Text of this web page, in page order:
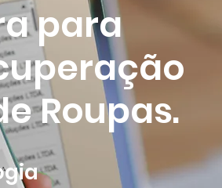
para
Roupas.